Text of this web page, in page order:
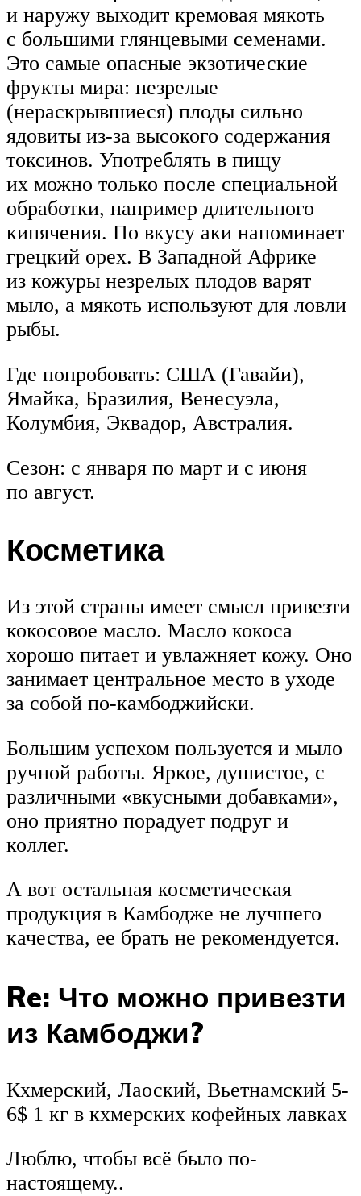
и наружу выходит кремовая мякоть
с большими глянцевыми семенами.
Это самые опасные экзотические
фрукты мира: незрелые
(нераскрывшиеся) плоды сильно
ядовиты из-за высокого содержания
токсинов. Употреблять в пищу
их можно только после специальной
обработки, например длительного
кипячения. По вкусу аки напоминает
грецкий орех. В Западной Африке
из кожуры незрелых плодов варят
мыло, а мякоть используют для ловли
рыбы.
Где попробовать: США (Гавайи),
Ямайка, Бразилия, Венесуэла,
Колумбия, Эквадор, Австралия.
Сезон: с января по март и с июня
по август.
Косметика
Из этой страны имеет смысл привезти
кокосовое масло. Масло кокоса
хорошо питает и увлажняет кожу. Оно
занимает центральное место в уходе
за собой по-камбоджийски.
Большим успехом пользуется и мыло
ручной работы. Яркое, душистое, с
различными «вкусными добавками»,
оно приятно порадует подруг и
коллег.
А вот остальная косметическая
продукция в Камбодже не лучшего
качества, ее брать не рекомендуется.
Re: Что можно привезти
из Камбоджи?
Кхмерский, Лаоский, Вьетнамский 5-
6$ 1 кг в кхмерских кофейных лавках
Люблю, чтобы всё было по-
настоящему..